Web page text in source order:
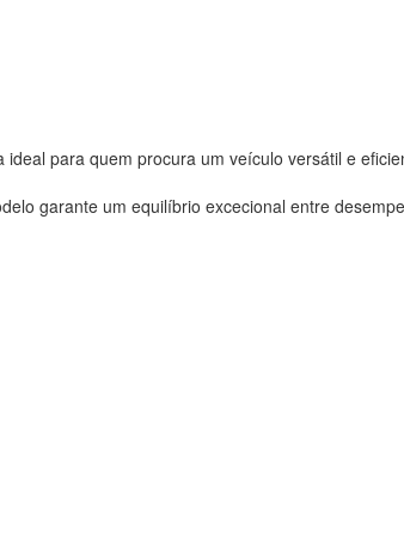
para quem procura um veículo versátil e
garante um equilíbrio excecional entre